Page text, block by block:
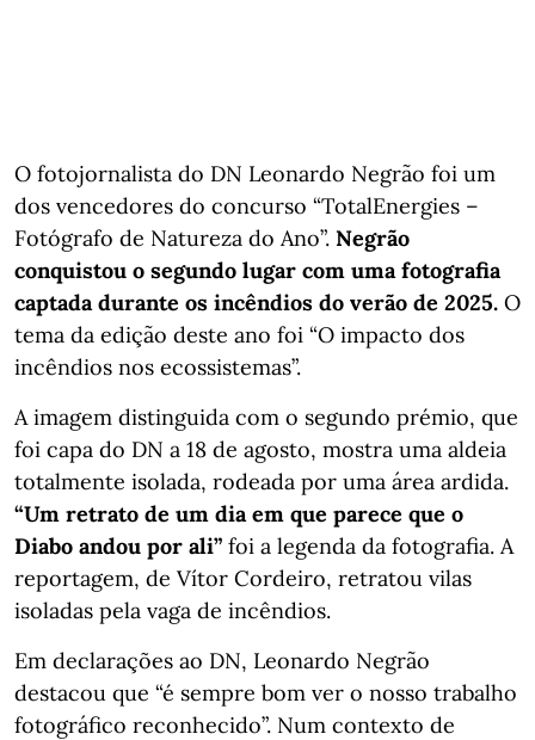
O fotojornalista do DN Leonardo Negrão foi um
dos vencedores do concurso “TotalEnergies –
Fotógrafo de Natureza do Ano”. Negrão
conquistou o segundo lugar com uma fotografia
captada durante os incêndios do verão de 2025. O
tema da edição deste ano foi “O impacto dos
incêndios nos ecossistemas”.
A imagem distinguida com o segundo prémio, que
foi capa do DN a 18 de agosto, mostra uma aldeia
totalmente isolada, rodeada por uma área ardida.
“Um retrato de um dia em que parece que o
Diabo andou por ali” foi a legenda da fotografia. A
reportagem, de Vítor Cordeiro, retratou vilas
isoladas pela vaga de incêndios.
Em declarações ao DN, Leonardo Negrão
destacou que “é sempre bom ver o nosso trabalho
fotográfico reconhecido”. Num contexto de